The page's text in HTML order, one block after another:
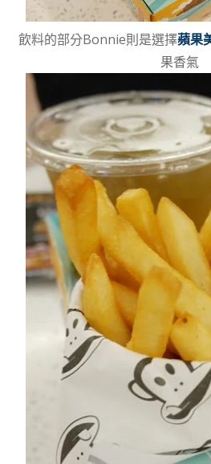
飲料的部分Bonnie則是選擇蘋果
果香氣